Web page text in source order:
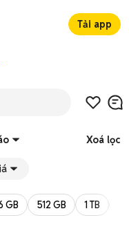
Tải app
Xoá lọc
GB 512 GB 1 TB